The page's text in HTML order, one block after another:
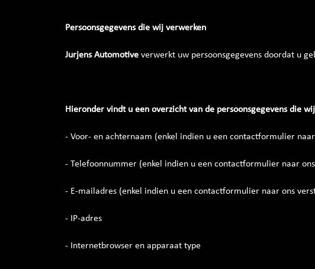
Persoonsgegevens die wij verwerken
Jurjens Automotiveverwerkt uw persoonsgegevens doordat u
Hieronder vindt u een overzicht van de persoonsgegevens die
- Voor- en achternaam (enkel indien u een contactformulier
- Telefoonnummer (enkel indien u een contactformulier naar
- E-mailadres (enkel indien u een contactformulier naar ons
- IP-adres
- Internetbrowser en apparaat type